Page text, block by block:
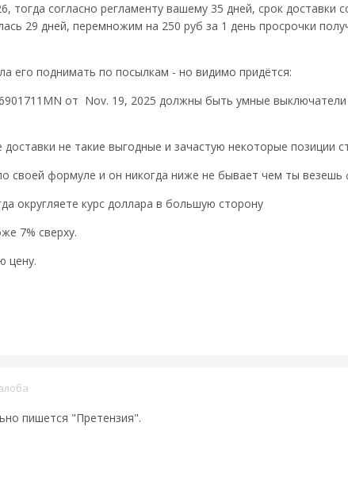
тогда согласно регламенту вашему 35 дней, срок
29 дней, перемножим на 250 руб за 1 день просрочки
его поднимать по посылкам - но видимо придётся:
от Nov. 19, 2025 должны быть умные
не такие выгодные и зачастую некоторые позиции
своей формуле и он никогда ниже не бывает чем ты
округляете курс доллара в большую сторону
7% сверху.
цену.
пишется "Претензия".